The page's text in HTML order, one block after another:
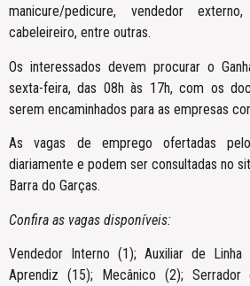
manicure/pedicure, vendedor
cabeleireiro, entre outras.
Os interessados devem procurar o
sexta-feira, das 08h às 17h, com os
serem encaminhados para as empresas
As vagas de emprego ofertadas
diariamente e podem ser consultadas no
Barra do Garças.
Confira as vagas disponíveis:
Vendedor Interno (1); Auxiliar de
Aprendiz (15); Mecânico (2);